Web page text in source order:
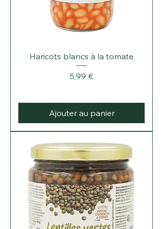
e
Haricots blancs à la tomate
Prix
5,99 €
Ajouter au panier